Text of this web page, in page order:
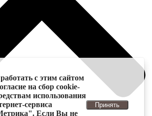
с этим сайтом
на сбор cookie-
использования
сервиса
Если Вы не
Принять